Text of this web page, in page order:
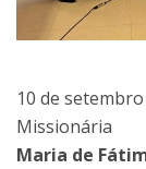
10 de
Missionária
Maria de